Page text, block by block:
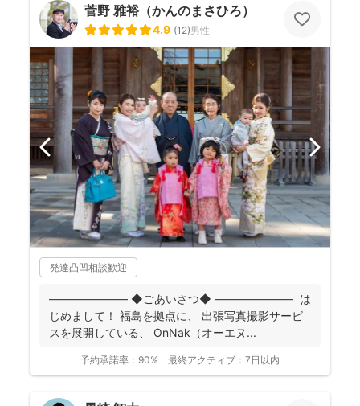
菅野 雅裕（かんのまさひろ）
4.9 (12)男性
発達凸凹相談歓迎
――――――― ◆ごあいさつ◆ ――――――― は
じめまして！ 福島を拠点に、 出張写真撮影サービ
スを展開している、 OnNak（オーエヌ...
予約承諾率： 90% 最終アクティブ： 7日以内